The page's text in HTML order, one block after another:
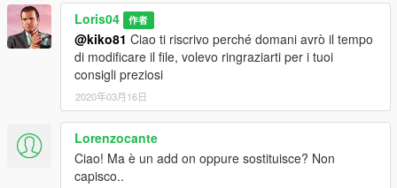
Loris04 作者
@kiko81 Ciao ti riscrivo perché domani avrò il tempo
di modificare il file, volevo ringraziarti per i tuoi
consigli preziosi
2020年03月16日
Lorenzocante
Ciao! Ma è un add on oppure sostituisce? Non
capisco..